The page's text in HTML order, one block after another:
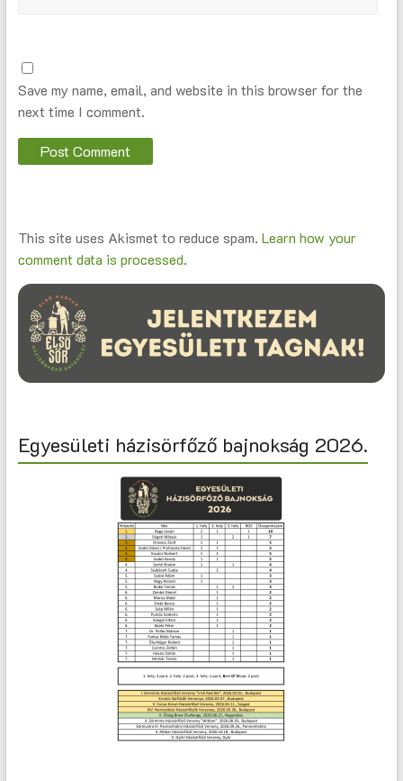
Save my name, email, and website in this browser for the
next time I comment.
This site uses Akismet to reduce spam. Learn how your
comment data is processed.
Egyesületi házisörfőző bajnokság 2026.